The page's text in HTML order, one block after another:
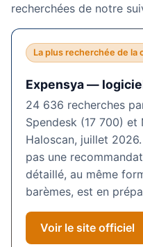
recherchées de notre
La plus recherchée de la
Expensya —
24 636 recherches
Spendesk (17 700)
Haloscan, juillet
pas une
détaillé, au même
barèmes, est en
Voir le site officiel